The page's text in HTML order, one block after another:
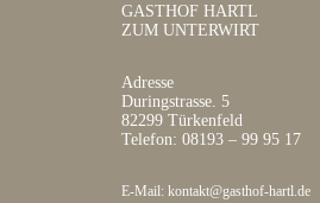
GASTHOF HARTL
ZUM UNTERWIRT
Adresse
Duringstrasse. 5
82299 Türkenfeld
Telefon: 08193 – 99 95 17
E-Mail: kontakt@gasthof-hartl.de